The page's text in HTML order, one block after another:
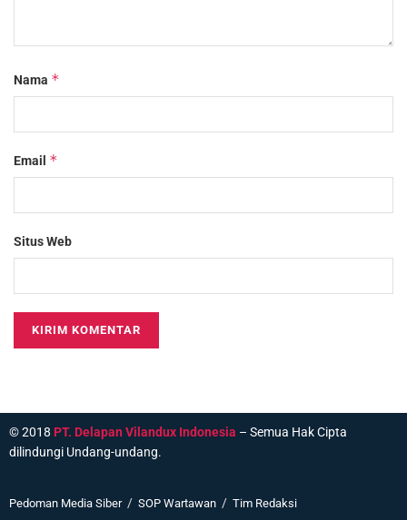
Nama *
Email *
Situs Web
© 2018 PT. Delapan Vilandux Indonesia – Semua Hak Cipta
dilindungi Undang-undang.
Pedoman Media Siber SOP Wartawan Tim Redaksi